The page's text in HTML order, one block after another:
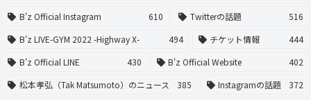
B'z Official Instagram
610 Twitterの話題
516
B'z LIVE-GYM 2022 -Highway X-
494 チケット情報
444
B'z Official LINE
430 B'z Official Website
402
松本孝弘（Tak Matsumoto）のニュース
385 Instagramの話題
372